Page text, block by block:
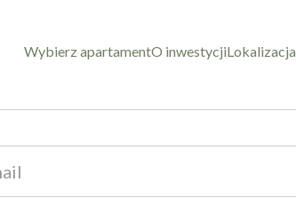
Wybierz apartamentO inwestycjiLokalizacja